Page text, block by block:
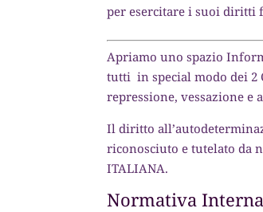
per esercitare i suoi diritti
Apriamo uno spazio
tutti in special modo dei 2
repressione, vessazione e
Il diritto
riconosciuto e tutelato da
ITALIANA.
Normativa